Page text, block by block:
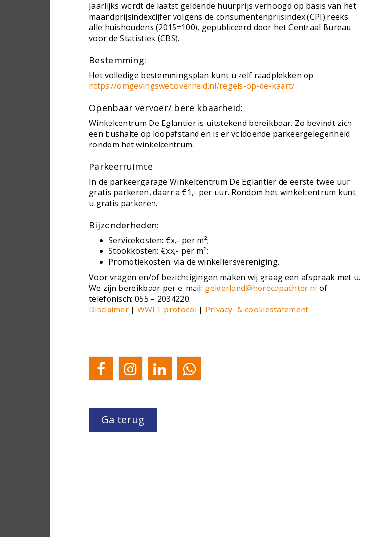
Jaarlijks wordt de laatst geldende huurprijs verhoogd op basis van het
maandprijsindexcijfer volgens de consumentenprijsindex (CPI) reeks
alle huishoudens (2015=100), gepubliceerd door het Centraal Bureau
voor de Statistiek (CBS).
Bestemming:
Het volledige bestemmingsplan kunt u zelf raadplekken op
https://omgevingswet.overheid.nl/regels-op-de-kaart/
Openbaar vervoer/ bereikbaarheid:
Winkelcentrum De Eglantier is uitstekend bereikbaar. Zo bevindt zich
een bushalte op loopafstand en is er voldoende parkeergelegenheid
rondom het winkelcentrum.
Parkeerruimte
In de parkeergarage Winkelcentrum De Eglantier de eerste twee uur
gratis parkeren, daarna €1,- per uur. Rondom het winkelcentrum kunt
u gratis parkeren.
Bijzonderheden:
Servicekosten: €x,- per m²;
Stookkosten: €xx,- per m²;
Promotiekosten: via de winkeliersvereniging.
Voor vragen en/of bezichtigingen maken wij graag een afspraak met u.
We zijn bereikbaar per e-mail: gelderland@horecapachter.nl of
telefonisch: 055 – 2034220.
Disclaimer | WWFT protocol | Privacy- & cookiestatement
Ga terug